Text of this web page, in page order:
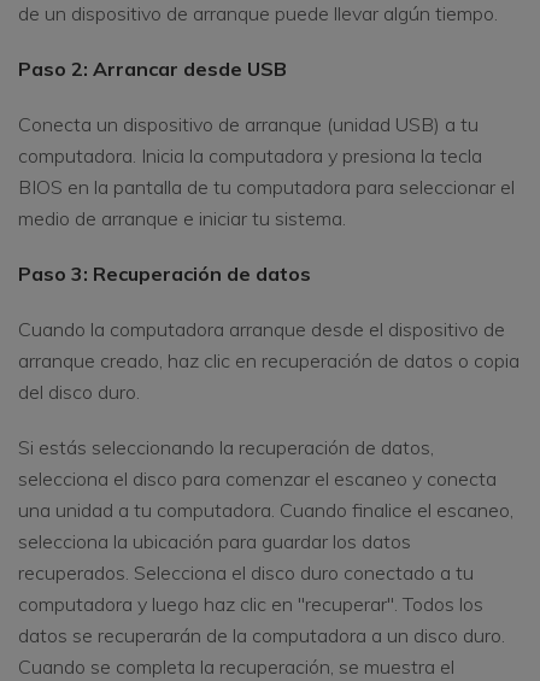
de un dispositivo de arranque puede llevar algún tiempo.
Paso 2: Arrancar desde USB
Conecta un dispositivo de arranque (unidad USB) a tu
computadora. Inicia la computadora y presiona la tecla
BIOS en la pantalla de tu computadora para seleccionar el
medio de arranque e iniciar tu sistema.
Paso 3: Recuperación de datos
Cuando la computadora arranque desde el dispositivo de
arranque creado, haz clic en recuperación de datos o copia
del disco duro.
Si estás seleccionando la recuperación de datos,
selecciona el disco para comenzar el escaneo y conecta
una unidad a tu computadora. Cuando finalice el escaneo,
selecciona la ubicación para guardar los datos
recuperados. Selecciona el disco duro conectado a tu
computadora y luego haz clic en "recuperar". Todos los
datos se recuperarán de la computadora a un disco duro.
Cuando se completa la recuperación, se muestra el